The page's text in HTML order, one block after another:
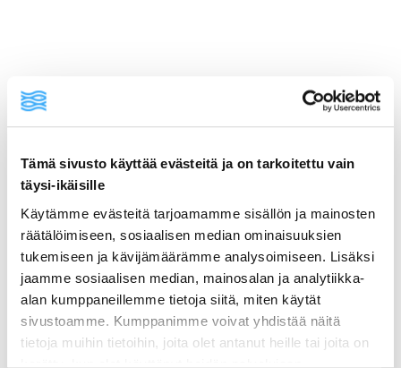
Tämä sivusto käyttää evästeitä ja on tarkoitettu vain
täysi-ikäisille
Käytämme evästeitä tarjoamamme sisällön ja mainosten
räätälöimiseen, sosiaalisen median ominaisuuksien
tukemiseen ja kävijämäärämme analysoimiseen. Lisäksi
jaamme sosiaalisen median, mainosalan ja analytiikka-
alan kumppaneillemme tietoja siitä, miten käytät
sivustoamme. Kumppanimme voivat yhdistää näitä
tietoja muihin tietoihin, joita olet antanut heille tai joita on
valmistusohje
lisätietoja
600 g lohifileetä